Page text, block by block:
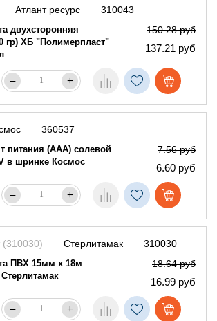
310043
двухсторонняя
гр) ХБ "Полимерпласт"
150.28 руб
137.21 руб
Атлант ресурс
– +
360537
питания (AAA) солевой
в шринке Космос
7.56 руб
6.60 руб
– +
310030
ПВХ 15мм х 18м
18.64 руб
16.99 руб
Стерлитамак
– +